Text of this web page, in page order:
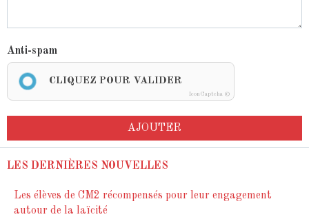
Anti-spam
CLIQUEZ POUR VALIDER
IconCaptcha ©
AJOUTER
LES DERNIÈRES NOUVELLES
Les élèves de CM2 récompensés pour leur engagement
autour de la laïcité